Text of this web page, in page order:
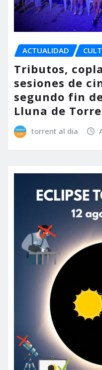
ACTUALIDAD
Tributos,
sesiones de
segundo fin
Lluna de
torrent al dia